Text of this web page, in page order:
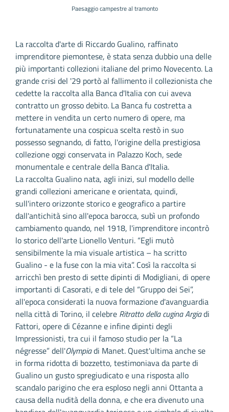
Paesaggio campestre al tramonto
La raccolta d'arte di Riccardo Gualino, raffinato
imprenditore piemontese, è stata senza dubbio una delle
più importanti collezioni italiane del primo Novecento. La
grande crisi del '29 portò al fallimento il collezionista che
cedette la raccolta alla Banca d'Italia con cui aveva
contratto un grosso debito. La Banca fu costretta a
mettere in vendita un certo numero di opere, ma
fortunatamente una cospicua scelta restò in suo
possesso segnando, di fatto, l'origine della prestigiosa
collezione oggi conservata in Palazzo Koch, sede
monumentale e centrale della Banca d'Italia.
La raccolta Gualino nata, agli inizi, sul modello delle
grandi collezioni americane e orientata, quindi,
sull'intero orizzonte storico e geografico a partire
dall'antichità sino all'epoca barocca, subì un profondo
cambiamento quando, nel 1918, l'imprenditore incontrò
lo storico dell'arte Lionello Venturi. “Egli mutò
sensibilmente la mia visuale artistica – ha scritto
Gualino - e la fuse con la mia vita”. Così la raccolta si
arricchì ben presto di sette dipinti di Modigliani, di opere
importanti di Casorati, e di tele del “Gruppo dei Sei”,
all'epoca considerati la nuova formazione d'avanguardia
nella città di Torino, il celebre Ritratto della cugina Argiadi
Fattori, opere di Cézanne e infine dipinti degli
Impressionisti, tra cui il famoso studio per la “La
négresse” dell'Olympiadi Manet. Quest'ultima anche se
in forma ridotta di bozzetto, testimoniava da parte di
Gualino un gusto spregiudicato e una risposta allo
scandalo parigino che era esploso negli anni Ottanta a
causa della nudità della donna, e che era divenuto una